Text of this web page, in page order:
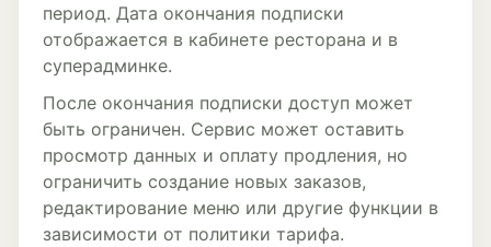
период. Дата окончания подписки
отображается в кабинете ресторана и в
суперадминке.
После окончания подписки доступ может
быть ограничен. Сервис может оставить
просмотр данных и оплату продления, но
ограничить создание новых заказов,
редактирование меню или другие функции в
зависимости от политики тарифа.